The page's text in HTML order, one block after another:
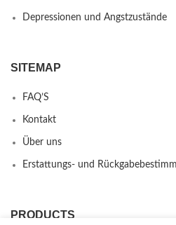
Depressionen und Angstzustände
SITEMAP
FAQ’S
Kontakt
Über uns
Erstattungs- und
PRODUCTS